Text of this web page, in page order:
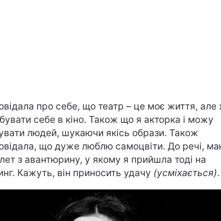
про себе, що театр – це моє життя, але
себе в кіно. Також що я акторка і можу
людей, шукаючи якісь образи. Також
що дуже люблю самоцвіти. До речі,
з авантюрину, у якому я прийшла тоді на
Кажуть, він приносить удачу (усміхається).